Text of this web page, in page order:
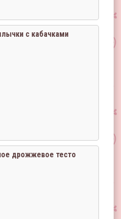
с кабачками
дрожжевое тесто